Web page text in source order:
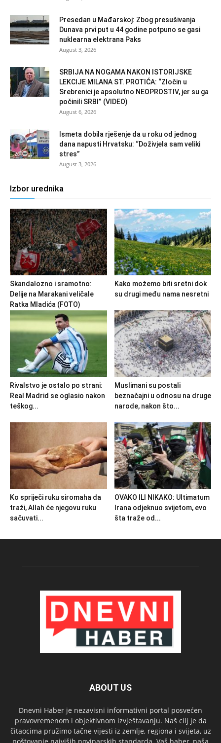
Presedan u Mađarskoj: Zbog presušivanja
Dunava prvi put u 44 godine potpuno se gasi
nuklearna elektrana Paks
August 3, 2026
SRBIJA NA NOGAMA NAKON ISTORIJSKE
LEKCIJE MILANA ST. PROTIĆA: “Zločin u
Srebrenici je apsolutno NEOPROSTIV, jer su ga
počinili SRBI” (VIDEO)
August 6, 2026
Ismeta dobila rješenje da u roku od jednog
dana napusti Hrvatsku: “Doživjela sam veliki
stres”
August 3, 2026
Izbor urednika
Skandalozno i sramotno:
Delije na Marakani veličale
Ratka Mladića (FOTO)
Kako možemo biti sretni dok
su drugi među nama nesretni
Rivalstvo je ostalo po strani:
Real Madrid se oglasio nakon
teškog...
Muslimani su postali
beznačajni u odnosu na druge
narode, nakon što...
Ko spriječi ruku siromaha da
traži, Allah će njegovu ruku
sačuvati...
OVAKO ILI NIKAKO: Ultimatum
Irana odjeknuo svijetom, evo
šta traže od...
ABOUT US
Dnevni Haber je nezavisni informativni portal posvećen
pravovremenom i objektivnom izvještavanju. Naš cilj je da
čitaocima pružimo tačne vijesti iz zemlje, regiona i svijeta, uz